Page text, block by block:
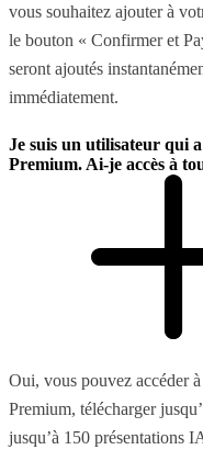
vous souhaitez ajouter à
le bouton « Confirmer et
seront ajoutés
immédiatement.
Je suis un utilisateur qui
Premium. Ai-je accès à
Oui, vous pouvez accéder
Premium, télécharger
jusqu’à 150 présentations